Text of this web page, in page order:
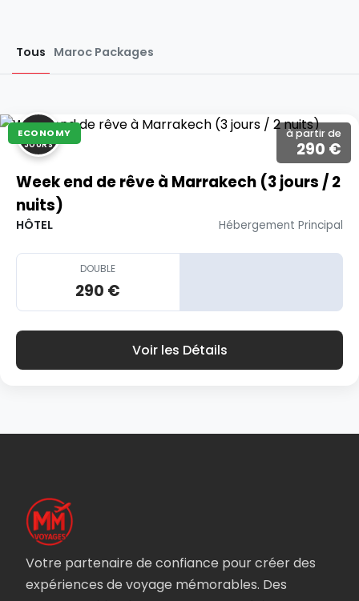
Tous Maroc Packages
ECONOMY
3
JOURS
à partir de
290 €
Week end de rêve à Marrakech (3 jours / 2
nuits)
HÔTEL Hébergement Principal
DOUBLE
290 €
Voir les Détails
Votre partenaire de confiance pour créer des
expériences de voyage mémorables. Des